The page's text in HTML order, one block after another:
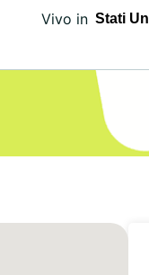
Vivo in